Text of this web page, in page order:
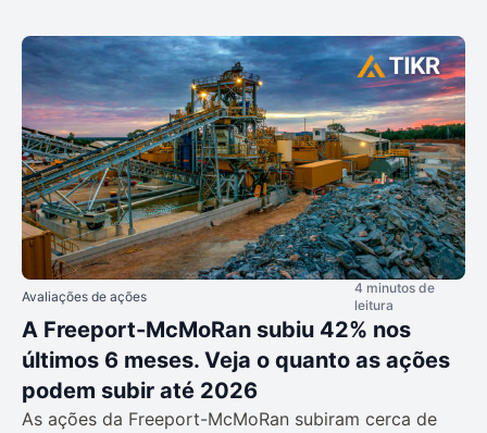
Avaliações de ações
4 minutos de
leitura
A Freeport-McMoRan subiu 42% nos
últimos 6 meses. Veja o quanto as ações
podem subir até 2026
As ações da Freeport-McMoRan subiram cerca de